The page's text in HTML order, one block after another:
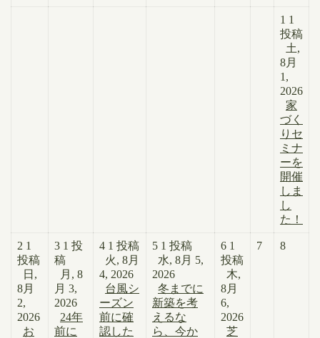
1 1
投稿
土,
8月
1,
2026
家
づく
りセ
ミナ
ーを
開催
しま
し
た！
2 1
投稿
日,
8月
2,
2026
お
3 1 投
稿
月, 8
月 3,
2026
24年
前に
4 1 投稿
火, 8月
4, 2026
台風シ
ーズン
前に確
認した
5 1 投稿
水, 8月 5,
2026
冬までに
新築を考
えるな
ら、今か
6 1
投稿
木,
8月
6,
2026
芝
7 8